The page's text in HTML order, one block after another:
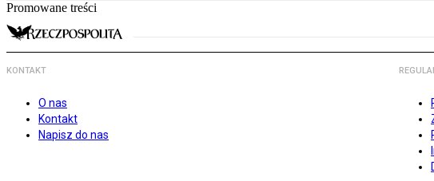
Promowane treści
KONTAKT
O nas
Kontakt
Napisz do nas